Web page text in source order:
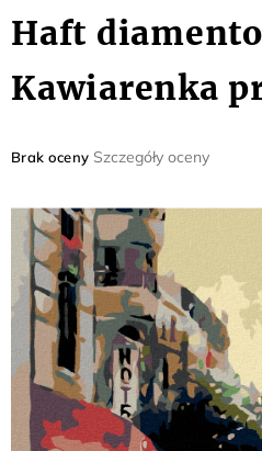
Haft
Kawiarenka
Średnia
wynosi
0,0
gwiazdek.
Brak oceny Szczegóły oceny